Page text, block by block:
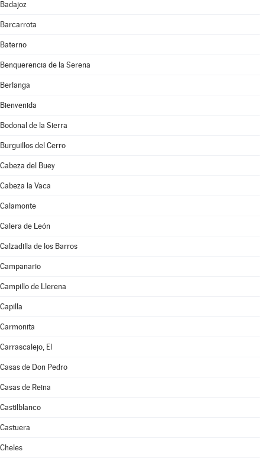
Badajoz
Barcarrota
Baterno
Benquerencia de la Serena
Berlanga
Bienvenida
Bodonal de la Sierra
Burguillos del Cerro
Cabeza del Buey
Cabeza la Vaca
Calamonte
Calera de León
Calzadilla de los Barros
Campanario
Campillo de Llerena
Capilla
Carmonita
Carrascalejo, El
Casas de Don Pedro
Casas de Reina
Castilblanco
Castuera
Cheles